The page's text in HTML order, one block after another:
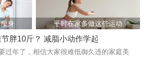
身 平时在家多做这些运动
胖10斤？ 减脂小动作学起
过年了，相信大家很难抵御久违的家庭美